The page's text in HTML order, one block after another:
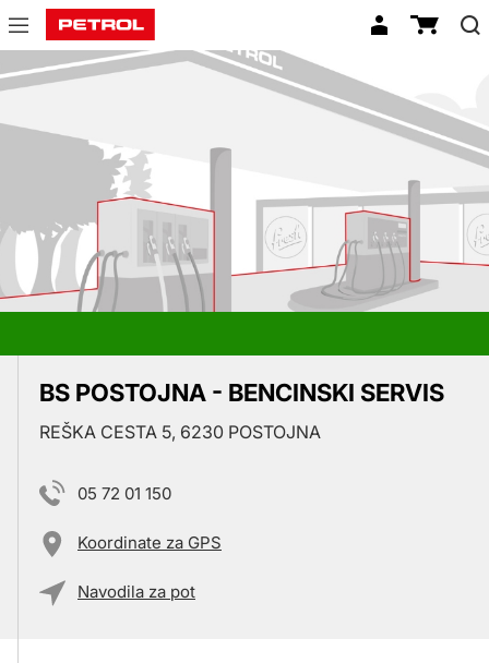
Prodajna
mesta
BS POSTOJNA - BENCINSKI SERVIS
REŠKA CESTA 5, 6230 POSTOJNA
05 72 01 150
Koordinate za GPS
Navodila za pot